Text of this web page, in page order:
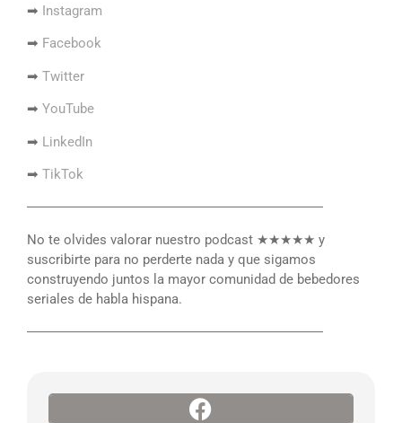
➡ Instagram
➡ Facebook
➡ Twitter
➡ YouTube
➡ LinkedIn
➡ TikTok
――――――――――――――――――――――
No te olvides valorar nuestro podcast ★★★★★ y
suscribirte para no perderte nada y que sigamos
construyendo juntos la mayor comunidad de bebedores
seriales de habla hispana.
――――――――――――――――――――――